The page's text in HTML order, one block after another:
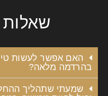
שאלות
האם אפשר לעשות
בהרדמה מלאה?
שמעתי שתהליך